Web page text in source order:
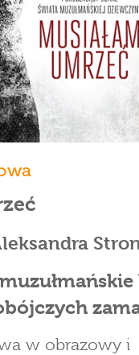
w obrazowy i